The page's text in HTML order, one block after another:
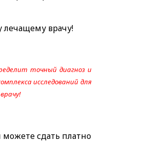
лечащему врачу!
точный диагноз и
исследований для
сдать платно